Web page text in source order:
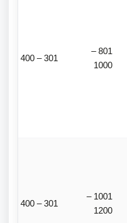
801 –
1000
301 – 400
1001 –
1200
301 – 400